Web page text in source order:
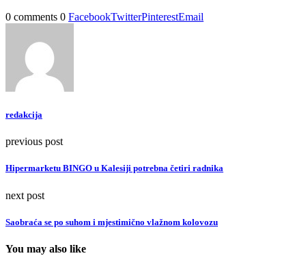
0 comments 0 FacebookTwitterPinterestEmail
redakcija
previous post
Hipermarketu BINGO u Kalesiji potrebna četiri radnika
next post
Saobraća se po suhom i mjestimično vlažnom kolovozu
You may also like